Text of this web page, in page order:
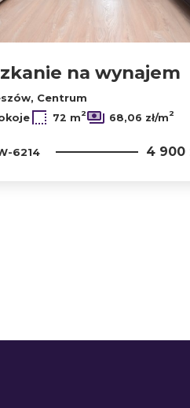
na wynajem
Centrum
72 m2 68,06 zł/m2
6214 4 900